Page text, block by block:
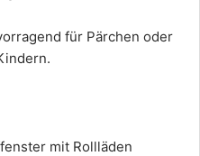
für Pärchen oder
mit Rollläden